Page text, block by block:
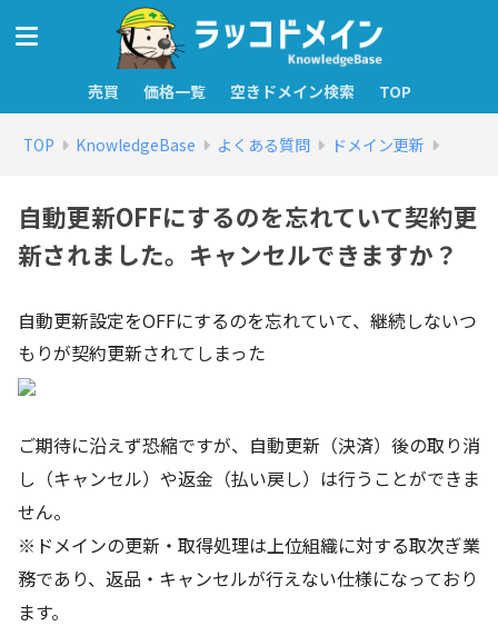
売買 価格一覧 空きドメイン検索 TOP
TOP KnowledgeBase よくある質問 ドメイン更新
自動更新OFFにするのを忘れていて契約更
新されました。キャンセルできますか？
自動更新設定をOFFにするのを忘れていて、継続しないつ
もりが契約更新されてしまった
ご期待に沿えず恐縮ですが、自動更新（決済）後の取り消
し（キャンセル）や返金（払い戻し）は行うことができま
せん。
※ドメインの更新・取得処理は上位組織に対する取次ぎ業
務であり、返品・キャンセルが行えない仕様になっており
ます。